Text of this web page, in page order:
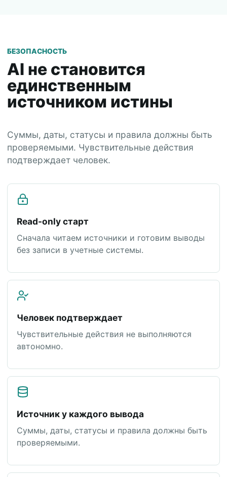
БЕЗОПАСНОСТЬ
AI не становится
единственным
источником истины
Суммы, даты, статусы и правила должны быть
проверяемыми. Чувствительные действия
подтверждает человек.
Read-only старт
Сначала читаем источники и готовим выводы
без записи в учетные системы.
Человек подтверждает
Чувствительные действия не выполняются
автономно.
Источник у каждого вывода
Суммы, даты, статусы и правила должны быть
проверяемыми.